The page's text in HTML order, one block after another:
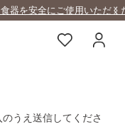
いただくために
うえ送信してくださ